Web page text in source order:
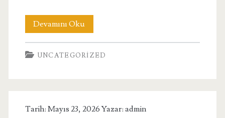
Devamını OkuEvde
Kisa
Devre
UNCATEGORIZED
Tarih: Mayıs 23, 2026 Yazar: admin